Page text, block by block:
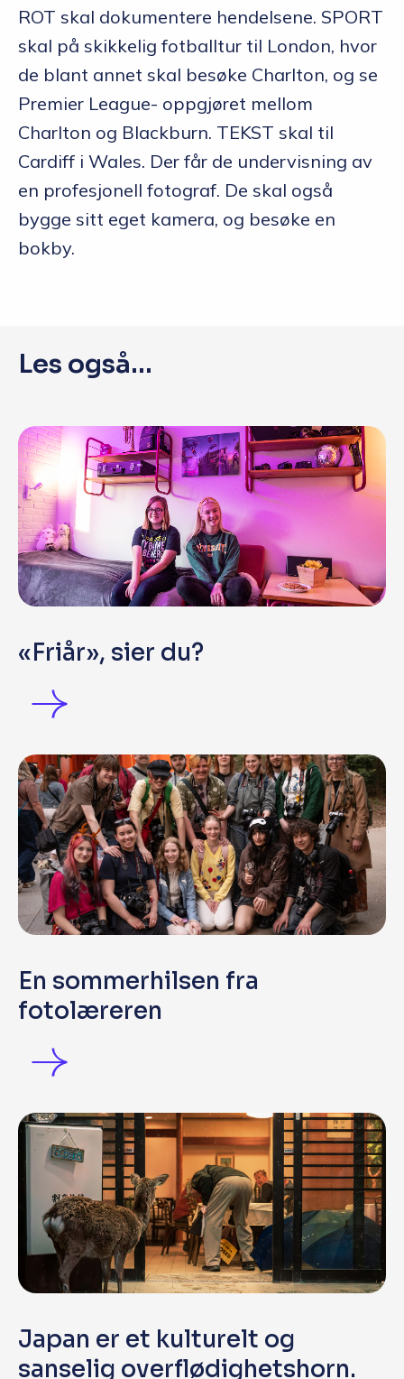
ROT skal dokumentere hendelsene. SPORT
skal på skikkelig fotballtur til London, hvor
de blant annet skal besøke Charlton, og se
Premier League- oppgjøret mellom
Charlton og Blackburn. TEKST skal til
Cardiff i Wales. Der får de undervisning av
en profesjonell fotograf. De skal også
bygge sitt eget kamera, og besøke en
bokby.
Les også...
«Friår», sier du?
En sommerhilsen fra
fotolæreren
Japan er et kulturelt og
sanselig overflødighetshorn.